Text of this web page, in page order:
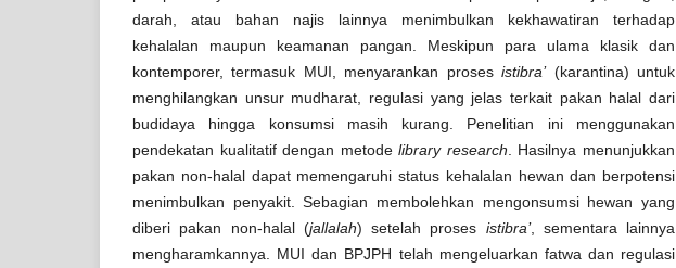
darah, atau bahan najis lainnya menimbulkan kekhawatiran terhadap
kehalalan maupun keamanan pangan. Meskipun para ulama klasik dan
kontemporer, termasuk MUI, menyarankan prosesistibra’(karantina) untuk
menghilangkan unsur mudharat, regulasi yang jelas terkait pakan halal dari
budidaya hingga konsumsi masih kurang. Penelitian ini menggunakan
pendekatan kualitatif dengan metodelibrary research . Hasilnya menunjukkan
pakan non-halal dapat memengaruhi status kehalalan hewan dan berpotensi
menimbulkan penyakit. Sebagian membolehkan mengonsumsi hewan yang
diberi pakan non-halal (jallalah) setelah proses istibra’, sementara lainnya
mengharamkannya. MUI dan BPJPH telah mengeluarkan fatwa dan regulasi